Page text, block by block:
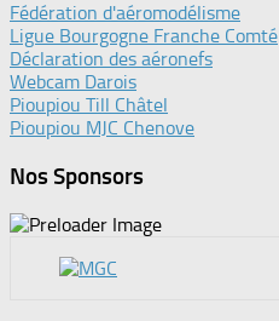
Fédération d'aéromodélisme
Ligue Bourgogne Franche Comté
Déclaration des aéronefs
Webcam Darois
Pioupiou Till Châtel
Pioupiou MJC Chenove
Nos Sponsors